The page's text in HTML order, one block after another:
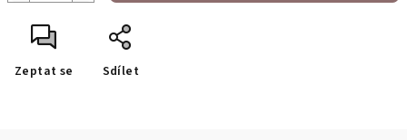
Zeptat se Sdílet